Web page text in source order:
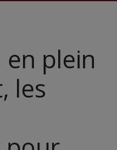
plein
les